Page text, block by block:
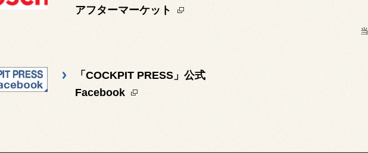
アフターマーケット
「COCKPIT PRESS」公式
Facebook